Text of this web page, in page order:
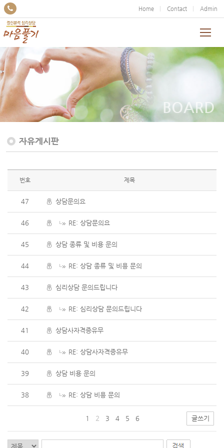
Home Contact Admin
BOARD
자유게시판
번호 제목
47 상담문의요
46 RE: 상담문의요
45 상담 종류 및 비용 문의
44 RE: 상담 종류 및 비용 문의
43 심리상담 문의드립니다
42 RE: 심리상담 문의드립니다
41 상담사자격증유무
40 RE: 상담사자격증유무
39 상담 비용 문의
38 RE: 상담 비용 문의
1 2 3 4 5 6 글쓰기